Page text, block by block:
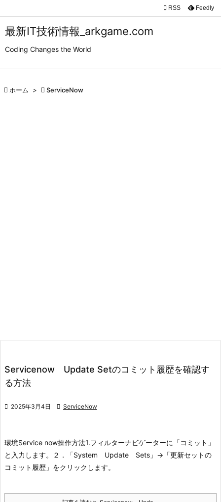
最新IT技術情報_arkgame.com
Coding Changes the World


 RSS Feedly
 ホーム >  ServiceNow
Servicenow Update Setのコミット履歴を確認す
る方法
 2025年3月4日  ServiceNow
環境Service now操作方法1.フィルターナビゲーターに「コミット」
と入力します。
２．「System Update Sets」→「更新セットの
コミット履歴」をクリックします。